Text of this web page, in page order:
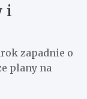
i
zapadnie o
plany na